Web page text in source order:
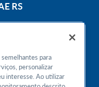
RS
24h
para
personalizar
interesse. Ao utilizar